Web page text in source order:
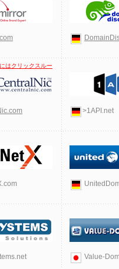
はクリックスルー
>1API.net
Value-